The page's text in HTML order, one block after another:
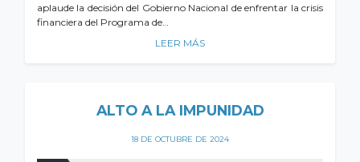
aplaude la decisión del Gobierno Nacional de enfrentar la crisis
financiera del Programa de…
LEER MÁS
ALTO A LA IMPUNIDAD
18 DE OCTUBRE DE 2024